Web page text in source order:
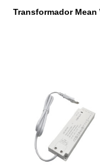
Transformador Mean